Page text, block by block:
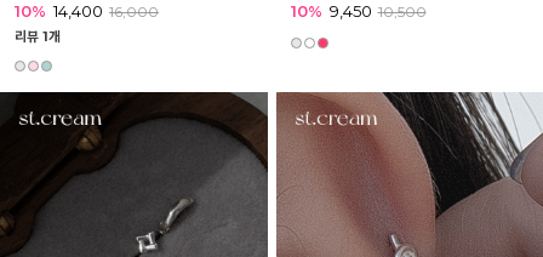
10% 14,400 16,000
리뷰 1개
10% 9,450 10,500